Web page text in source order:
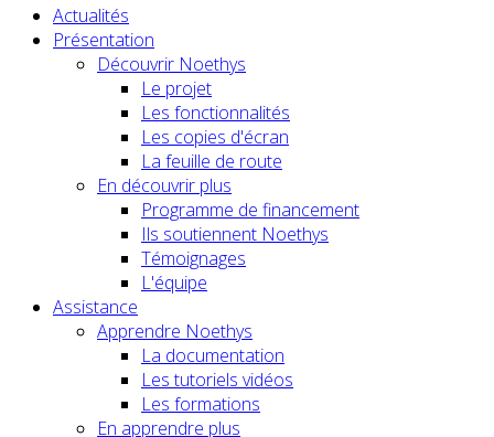
Actualités
Présentation
Découvrir Noethys
Le projet
Les fonctionnalités
Les copies d'écran
La feuille de route
En découvrir plus
Programme de financement
Ils soutiennent Noethys
Témoignages
L'équipe
Assistance
Apprendre Noethys
La documentation
Les tutoriels vidéos
Les formations
En apprendre plus